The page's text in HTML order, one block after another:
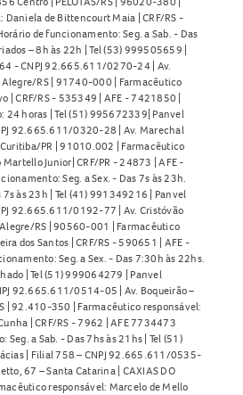
Daniela de Bittencourt Maia | CRF/RS -
de funcionamento: Seg. a Sab. - Das
– 8h às 22h | Tel (53) 999505659 |
- CNPJ 92.665.611/0270-24 | Av.
Alegre/RS | 91740-000 | Farmacêutico
| CRF/RS - 535349 | AFE - 7421850 |
24 horas | Tel (51) 995672339| Panvel
92.665.611/0320-28 | Av. Marechal
PR | 91010.002 | Farmacêutico
Martello Junior| CRF/PR - 24873 | AFE -
Seg. a Sex. - Das 7s às 23h.
7s às 23h | Tel (41) 991349216 | Panvel
92.665.611/0192-77 | Av. Cristóvão
RS | 90560-001 | Farmacêutico
dos Santos | CRF/RS - 590651 | AFE -
Seg. a Sex. - Das 7:30h às 22hs.
| Tel (51) 999064279 | Panvel
92.665.611/0514-05 | Av. Boqueirão –
| 92.410-350 | Farmacêutico responsável:
| CRF/RS - 7962 | AFE 7734473
Seg. a Sab. - Das 7hs às 21hs | Tel (51)
| Filial 758 – CNPJ 92.665.611/0535-
67 – Santa Catarina | CAXIAS DO
responsável: Marcelo de Mello